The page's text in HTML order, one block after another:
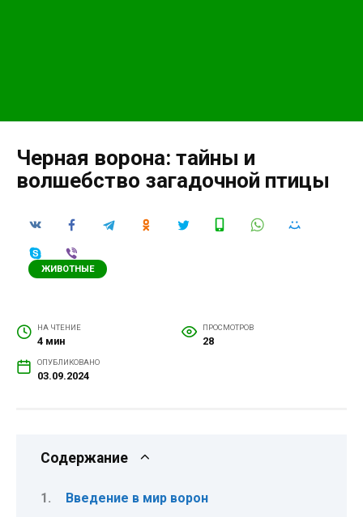
Черная ворона: тайны и
волшебство загадочной птицы
ЖИВОТНЫЕ
НА ЧТЕНИЕ
4 мин
ПРОСМОТРОВ
28
ОПУБЛИКОВАНО
03.09.2024
Содержание
Введение в мир ворон